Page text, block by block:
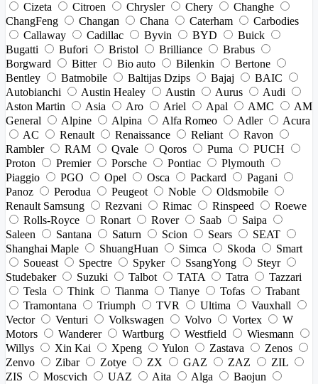
Cizeta
Citroen Chrysler Chery
Changhe
ChangFeng
Changan Chana Caterham
Carbodies
Callaway
Cadillac Byvin BYD
Buick
Bugatti
Bufori Bristol Brilliance
Brabus
Borgward
Bitter Bio auto Bilenkin
Bertone
Bentley
Batmobile Baltijas Dzips Bajaj
BAIC
Autobianchi
Austin Healey Austin Aurus
Audi
Aston Martin
Asia Aro Ariel Apal AMC
AM
General
Alpine Alpina Alfa Romeo Adler
Acura
AC
Renault Renaissance Reliant
Ravon
Rambler
RAM Qvale Qoros Puma
PUCH
Proton
Premier Porsche Pontiac
Plymouth
Piaggio
PGO Opel Osca Packard
Pagani
Panoz
Perodua Peugeot Noble
Oldsmobile
Renault Samsung
Rezvani Rimac Rinspeed
Roewe
Rolls-Royce
Ronart Rover Saab
Saipa
Saleen
Santana Saturn Scion Sears
SEAT
Shanghai Maple
ShuangHuan Simca Skoda
Smart
Soueast
Spectre Spyker SsangYong
Steyr
Studebaker
Suzuki Talbot TATA Tatra
Tazzari
Tesla
Think Tianma Tianye Tofas
Trabant
Tramontana
Triumph TVR Ultima
Vauxhall
Vector
Venturi Volkswagen Volvo Vortex
W
Motors
Wanderer Wartburg Westfield
Wiesmann
Willys
Xin Kai Xpeng Yulon Zastava
Zenos
Zenvo
Zibar Zotye ZX GAZ ZAZ
ZIL
ZIS
Moscvich UAZ Aita Alga
Baojun